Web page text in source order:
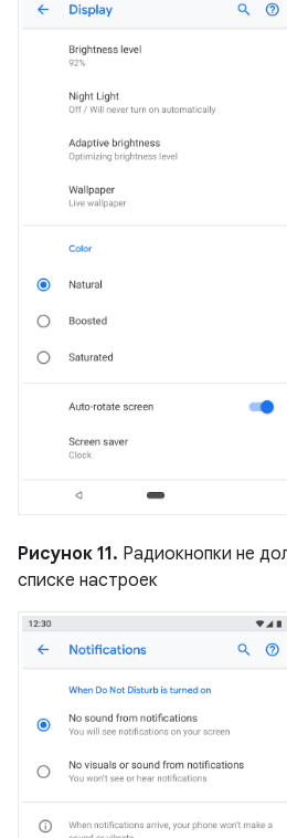
Рисунок 11. Радиокнопки не
списке настроек